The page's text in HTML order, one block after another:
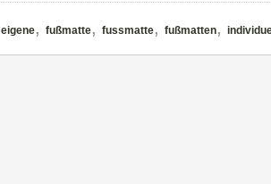
eigene, fußmatte, fussmatte, fußmatten,